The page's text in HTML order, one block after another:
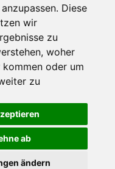
Diese
wir
zu
woher
kommen oder um
zu
ab
ändern